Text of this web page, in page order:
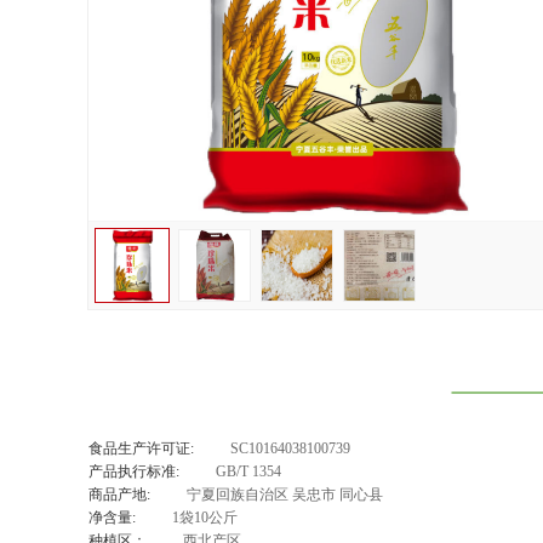
食品生产许可证:
SC10164038100739
产品执行标准:
GB/T 1354
商品产地:
宁夏回族自治区 吴忠市 同心县
净含量:
1袋10公斤